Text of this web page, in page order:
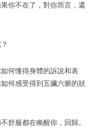
你不在了，對你而言，還
何懂得身體的訴說和表
何感受得到五臟六腑的狀
舒服都在喚醒你，回歸。